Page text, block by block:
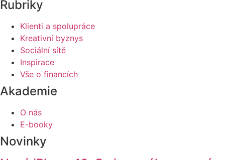
Rubriky
Klienti a spolupráce
Kreativní byznys
Sociální sítě
Inspirace
Vše o financích
Akademie
O nás
E-booky
Novinky